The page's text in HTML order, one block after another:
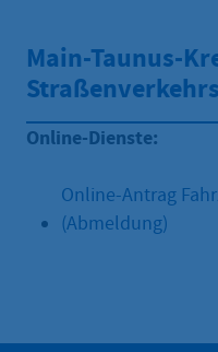
Main-Taunus-
Online-Dienste:
Online-Antrag
(Abmeldung)